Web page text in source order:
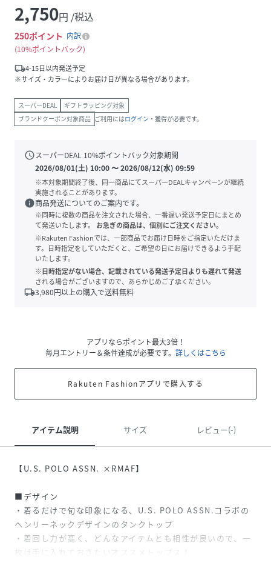
2,750円 /税込
250ポイント 内訳
10%ポイントバック
local_shipping4-15日以内発送予定
※サイズ・カラーによりお届け日が異なる場合があります。
スーパーDEAL
ギフトラッピング対象
ブランドクーポン対象商品 ご利用にはログイン ・獲得が必要です。
scheduleスーパーDEAL 10%ポイントバック対象期間
2026/08/01(土) 10:00〜2026/08/12(水) 09:59
※本対象期間終了後、同一商品にてスーパーDEALキャンペーンが継続
実施されることがあります。
info商品発送についてのご案内です。
※同時に複数の商品を注文された場合、一番遅い発送予定日にまとめ
て発送いたします。
お急ぎの商品は、個別にご注文ください。
※Rakuten Fashionでは、一部商品でお届け日時をご指定いただけま
す。日時指定をしていただくと、ご希望の日にお届けできるよう手配
いたします。
※日時指定がない場合、記載されている発送予定日よりも遅れて発送
される場合がございますので、あらかじめご了承ください。
local_shipping3,980円以上の購入で送料無料
アプリならポイント最大3倍！
毎月エントリー＆条件達成が必要です。 詳しくはこちら
Rakuten Fashionアプリで購入する
アイテム説明 サイズ レビュー(-)
【U.S. POLO ASSN. ×RMAF】
■デザイン
・着るだけで旬な印象になる、U.S. POLO ASSN.コラボの
ヘンリーネックデザインのタンクトップ
・着回し力が高く、どんなアイテムとも相性が良いので、一
枚は手に入れておきたいオススメトップス！